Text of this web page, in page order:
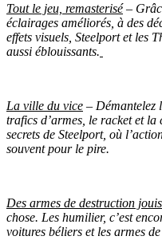
Tout le jeu, remasterisé–
éclairages améliorés, à des
effets visuels, Steelport et les
aussi éblouissants.
La ville du vice – Démantelez
trafics d’armes, le racket et
secrets de Steelport, où
souvent pour le pire.
Des armes de destruction
chose. Les humilier, c’est
voitures béliers et les armes